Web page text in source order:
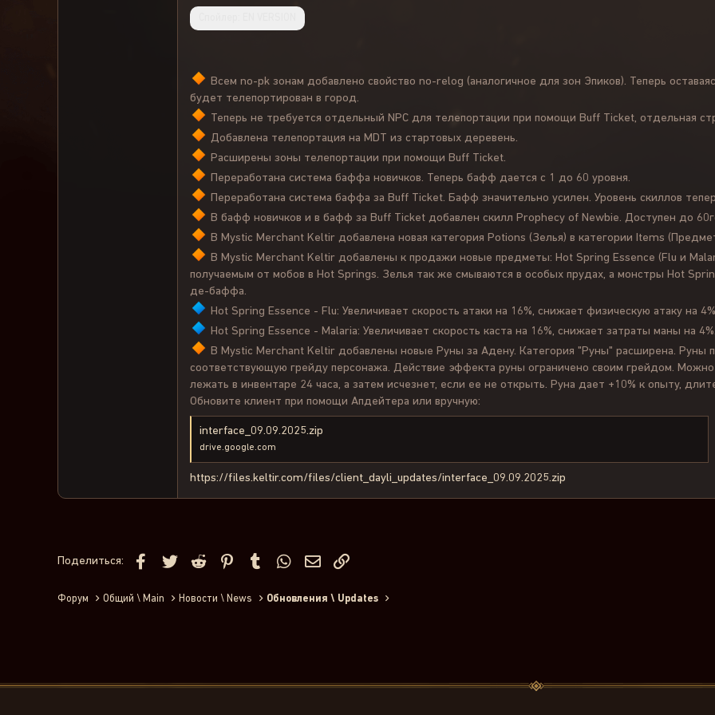
Всем no-pk зонам добавлено свойство no-relog (аналогичное для зон Эпиков). Теперь
будет телепортирован в город.
Теперь не требуется отдельный NPC для телепортации при помощи Buff Ticket, отдельная
Добавлена телепортация на MDT из стартовых деревень.
Расширены зоны телепортации при помощи Buff Ticket.
Переработана система баффа новичков. Теперь бафф дается с 1 до 60 уровня.
Переработана система баффа за Buff Ticket. Бафф значительно усилен. Уровень скиллов
В бафф новичков и в бафф за Buff Ticket добавлен скилл Prophecy of Newbie. Доступен до
В Mystic Merchant Keltir добавлена новая категория Potions (Зелья) в категории Items
В Mystic Merchant Keltir добавлены к продажи новые предметы: Hot Spring Essence (Flu и
получаемым от мобов в Hot Springs. Зелья так же смываются в особых прудах, а монстры Hot
де-баффа.
Hot Spring Essence - Flu: Увеличивает скорость атаки на 16%, снижает физическую атаку на
Hot Spring Essence - Malaria: Увеличивает скорость каста на 16%, снижает затраты маны на
В Mystic Merchant Keltir добавлены новые Руны за Адену. Категория "Руны" расширена. Руны
соответствующую грейду персонажа. Действие эффекта руны ограничено своим грейдом.
лежать в инвентаре 24 часа, а затем исчезнет, если ее не открыть. Руна дает +10% к опыту,
Обновите клиент при помощи Апдейтера или вручную:
interface_09.09.2025.zip
drive.google.com
https://files.keltir.com/files/client_dayli_updates/interface_09.09.2025.zip
Поделиться: FacebookTwitter Reddit PinterestTumblr WhatsAppЭлектронная почта
Форум Общий \ Main Новости \ News Обновления \ Updates